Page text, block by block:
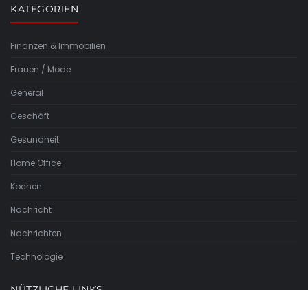
KATEGORIEN
Finanzen & Immobilien
Frauen / Mode
General
Geschäft
Gesundheit
Home Office
Kochen
Nachricht
Nachrichten
Technologie